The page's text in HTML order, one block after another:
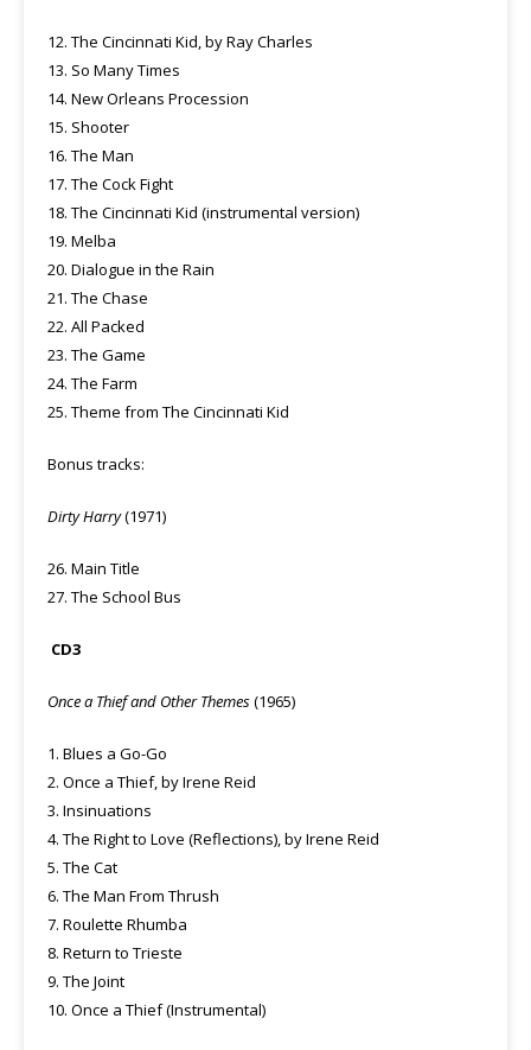
12. The Cincinnati Kid, by Ray Charles
13. So Many Times
14. New Orleans Procession
15. Shooter
16. The Man
17. The Cock Fight
18. The Cincinnati Kid (instrumental version)
19. Melba
20. Dialogue in the Rain
21. The Chase
22. All Packed
23. The Game
24. The Farm
25. Theme from The Cincinnati Kid
Bonus tracks:
Dirty Harry(1971)
26. Main Title
27. The School Bus
CD3
Once a Thief and Other Themes(1965)
1. Blues a Go-Go
2. Once a Thief, by Irene Reid
3. Insinuations
4. The Right to Love (Reflections), by Irene Reid
5. The Cat
6. The Man From Thrush
7. Roulette Rhumba
8. Return to Trieste
9. The Joint
10. Once a Thief (Instrumental)